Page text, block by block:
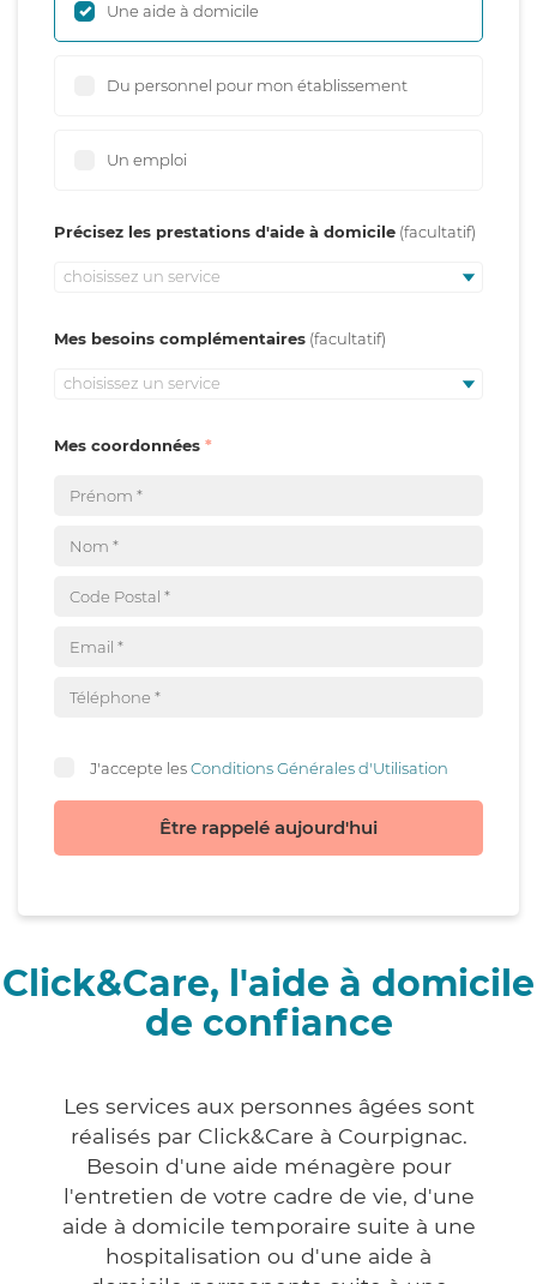
Une aide à domicile
Du personnel pour mon établissement
Un emploi
Précisez les prestations d'aide à domicile
choisissez un service
Mes besoins complémentaires
choisissez un service
Mes coordonnées
J'accepte lesConditions Générales d'Utilisation
Être rappelé aujourd'hui
Click&Care, l'aide à domicile
de confiance
Les services aux personnes âgées sont
réalisés par Click&Care à Courpignac.
Besoin d'une aide ménagère pour
l'entretien de votre cadre de vie, d'une
aide à domicile temporaire suite à une
hospitalisation ou d'une aide à